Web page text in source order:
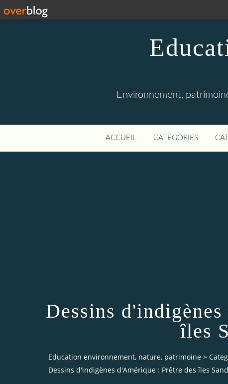
Environnement,
ACCUEIL CATÉGORIES
Dessins
îles
Education environnement, nature, patrimoine >
Dessins d'indigènes d'Amérique : Prêtre des îles